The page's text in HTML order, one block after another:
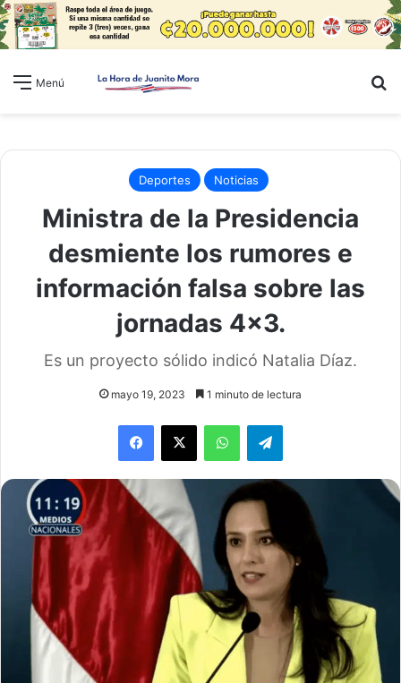
Menú
Deportes Noticias
Ministra de la Presidencia
desmiente los rumores e
información falsa sobre las
jornadas 4×3.
Es un proyecto sólido indicó Natalia Díaz.
mayo 19, 2023 1 minuto de lectura
WhatsAppTelegram